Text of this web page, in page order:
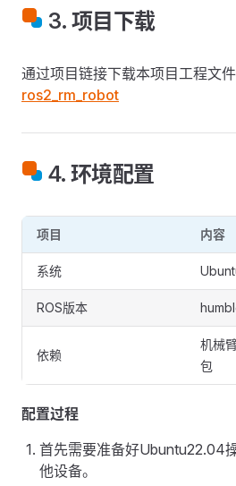
3. 项目下载
通过项目链接下载本项目工程文件
ros2_rm_robot
4. 环境配置
项目 内容
系统
ROS版本
依赖
机械
包
配置过程
首先需要准备好Ubuntu22.04
他设备。